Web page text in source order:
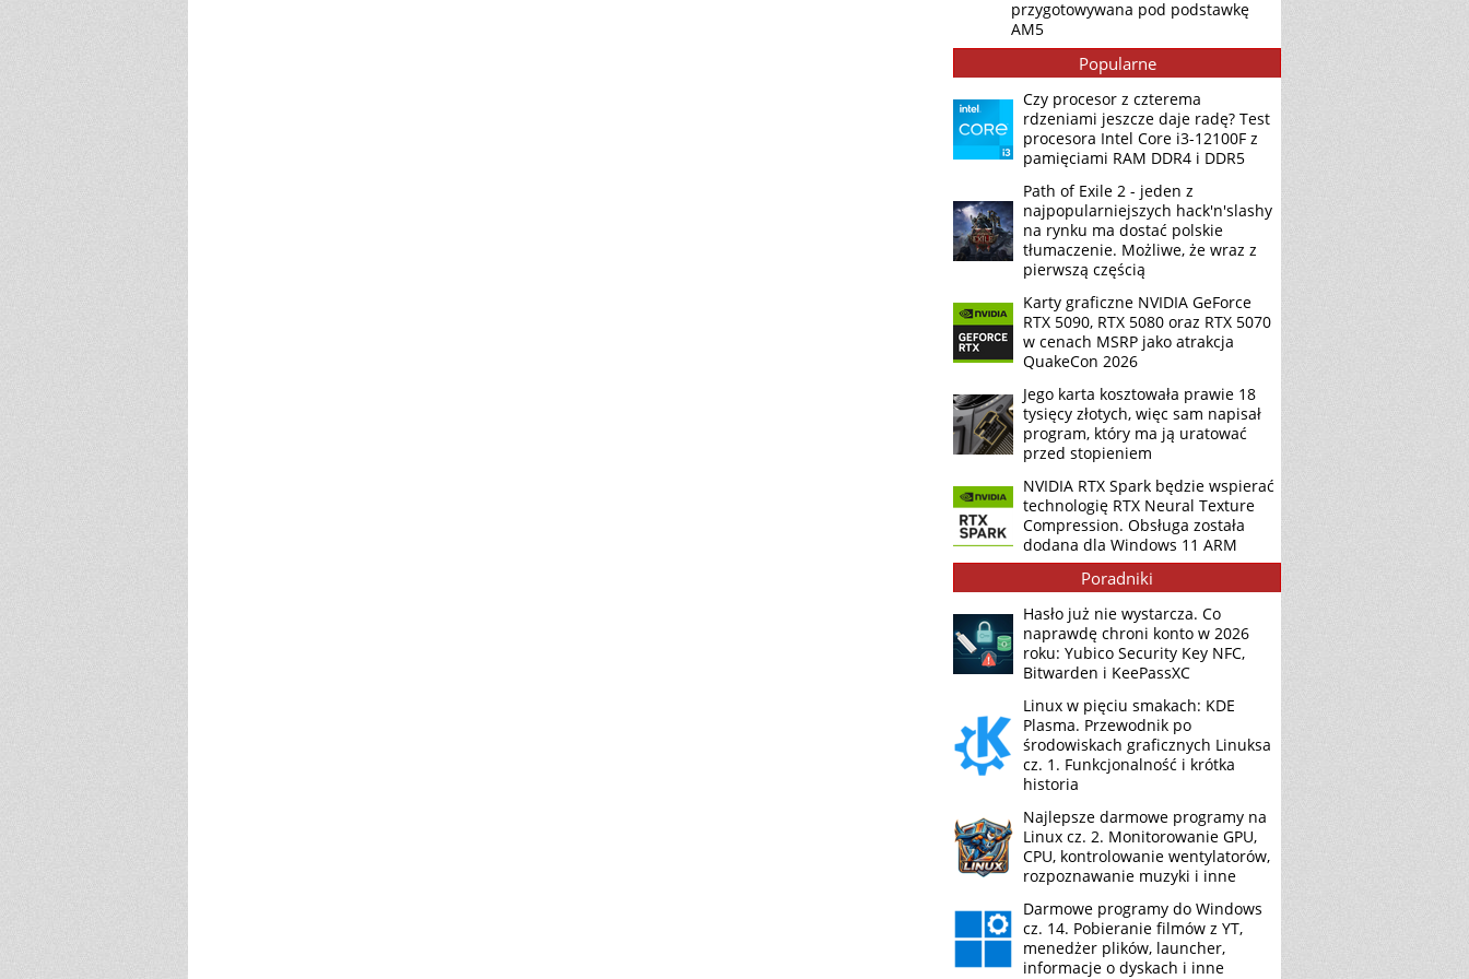
przygotowywana pod podstawkę
AM5
Popularne
Czy procesor z czterema
rdzeniami jeszcze daje radę? Test
procesora Intel Core i3-12100F z
pamięciami RAM DDR4 i DDR5
Path of Exile 2 - jeden z
najpopularniejszych hack'n'slashy
na rynku ma dostać polskie
tłumaczenie. Możliwe, że wraz z
pierwszą częścią
Karty graficzne NVIDIA GeForce
RTX 5090, RTX 5080 oraz RTX 5070
w cenach MSRP jako atrakcja
QuakeCon 2026
Jego karta kosztowała prawie 18
tysięcy złotych, więc sam napisał
program, który ma ją uratować
przed stopieniem
NVIDIA RTX Spark będzie wspierać
technologię RTX Neural Texture
Compression. Obsługa została
dodana dla Windows 11 ARM
Poradniki
Hasło już nie wystarcza. Co
naprawdę chroni konto w 2026
roku: Yubico Security Key NFC,
Bitwarden i KeePassXC
Linux w pięciu smakach: KDE
Plasma. Przewodnik po
środowiskach graficznych Linuksa
cz. 1. Funkcjonalność i krótka
historia
Najlepsze darmowe programy na
Linux cz. 2. Monitorowanie GPU,
CPU, kontrolowanie wentylatorów,
rozpoznawanie muzyki i inne
Darmowe programy do Windows
cz. 14. Pobieranie filmów z YT,
menedżer plików, launcher,
informacje o dyskach i inne